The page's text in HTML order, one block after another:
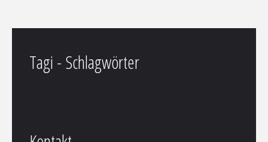
Tagi - Schlagwörter